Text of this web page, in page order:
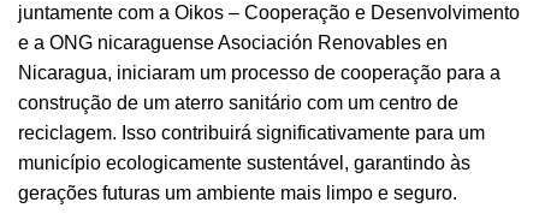
juntamente com a Oikos – Cooperação e Desenvolvimento
e a ONG nicaraguense Asociación Renovables en
Nicaragua, iniciaram um processo de cooperação para a
construção de um aterro sanitário com um centro de
reciclagem. Isso contribuirá significativamente para um
município ecologicamente sustentável, garantindo às
gerações futuras um ambiente mais limpo e seguro.